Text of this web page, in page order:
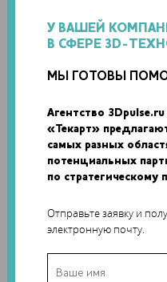
У ВАШЕЙ
В СФЕРЕ 3D-
МЫ ГОТОВЫ
Агентство
«Текарт»
самых разных
потенциальных
по стратегическому
Отправьте заявку и
электронную почту.
настольного принтера.
комфортной работы через
название полностью себя
маленький, он
ThingMaker